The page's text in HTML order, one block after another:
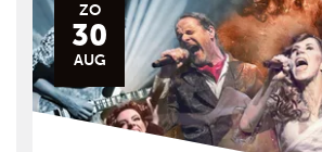
ZO
30
AUG